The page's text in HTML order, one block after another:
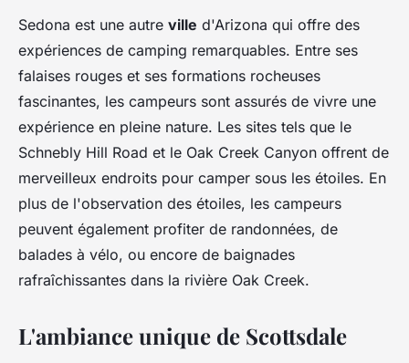
Sedona est une autre ville d'Arizona qui offre des
expériences de camping remarquables. Entre ses
falaises rouges et ses formations rocheuses
fascinantes, les campeurs sont assurés de vivre une
expérience en pleine nature. Les sites tels que le
Schnebly Hill Road et le Oak Creek Canyon offrent de
merveilleux endroits pour camper sous les étoiles. En
plus de l'observation des étoiles, les campeurs
peuvent également profiter de randonnées, de
balades à vélo, ou encore de baignades
rafraîchissantes dans la rivière Oak Creek.
L'ambiance unique de Scottsdale